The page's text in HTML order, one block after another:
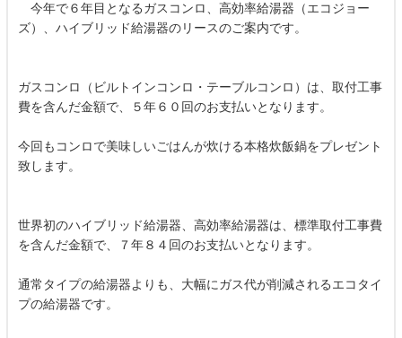
今年で６年目となるガスコンロ、高効率給湯器（エコジョー
ズ）、ハイブリッド給湯器のリースのご案内です。
ガスコンロ（ビルトインコンロ・テーブルコンロ）は、取付工事
費を含んだ金額で、５年６０回のお支払いとなります。
今回もコンロで美味しいごはんが炊ける本格炊飯鍋をプレゼント
致します。
世界初のハイブリッド給湯器、高効率給湯器は、標準取付工事費
を含んだ金額で、７年８４回のお支払いとなります。
通常タイプの給湯器よりも、大幅にガス代が削減されるエコタイ
プの給湯器です。